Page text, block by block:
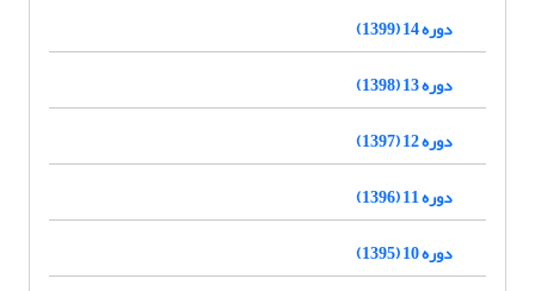
دوره 14 (1399)
دوره 13 (1398)
دوره 12 (1397)
دوره 11 (1396)
دوره 10 (1395)